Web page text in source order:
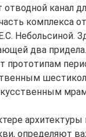
канал
Небольсиной.
два
определяют